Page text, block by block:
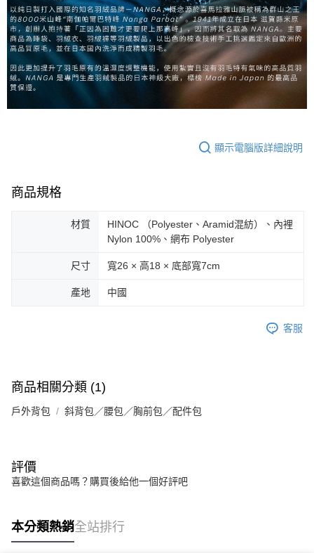
顯示電腦版詳細說明
商品規格
材質
HINOC （Polyester、Aramid混紡）、內裡
Nylon 100%、網布 Polyester
尺寸 寬26 × 高18 × 底部寬7cm
產地 中國
客服
商品相關分類 (1)
戶外背包 斜背包／腰包／胸前包／配件包
評價
喜歡這個商品嗎？購買後給他一個好評吧
本分類熱銷全站排行